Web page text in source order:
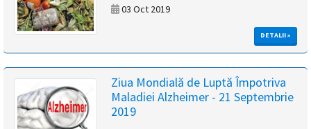
03 Oct 2019
DETALII »
Ziua Mondială de Luptă Împotriva
Maladiei Alzheimer - 21 Septembrie
2019